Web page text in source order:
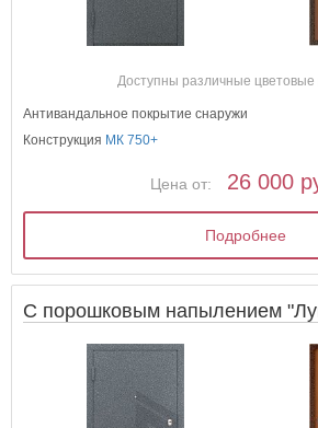
Доступны различные
Антивандальное покрытие снаружи
Конструкция МК 750+
Цена от: 26 000
Подробнее
С порошковым напылением